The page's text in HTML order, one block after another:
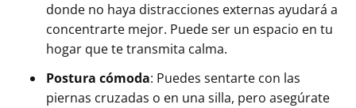
donde no haya distracciones externas ayudará a
concentrarte mejor. Puede ser un espacio en tu
hogar que te transmita calma.
Postura cómoda: Puedes sentarte con las
piernas cruzadas o en una silla, pero asegúrate